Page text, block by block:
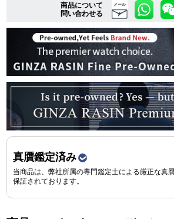
ご利用ガイド
GINZA RASINのプレミアムクオリティ
送料・お支払方法
ショッピングローンの流れ
よくある質問
お問い合わせ
商品について
問い合わせる
メール
真贋鑑定済み
当商品は、弊社所属の専門鑑定士による厳正な真
保証されております。